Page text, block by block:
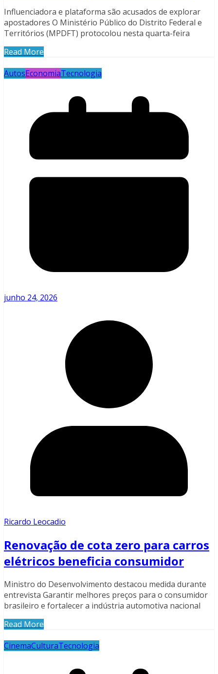
Influenciadora e plataforma são acusados de explorar
apostadores O Ministério Público do Distrito Federal e
Territórios (MPDFT) protocolou nesta quarta-feira
Read More
AutosEconomiaTecnologia
junho 24, 2026
Ricardo Leocadio
Renovação de cota zero para carros
elétricos beneficia consumidor
Ministro do Desenvolvimento destacou medida durante
entrevista Garantir melhores preços para o consumidor
brasileiro e fortalecer a indústria automotiva nacional
Read More
CinemaCulturaTecnologia